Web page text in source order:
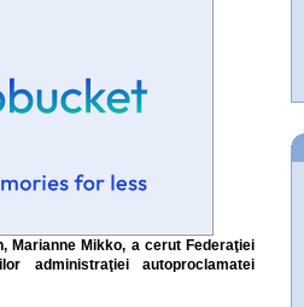
Marianne Mikko, a cerut Federaţiei
administraţiei autoproclamatei